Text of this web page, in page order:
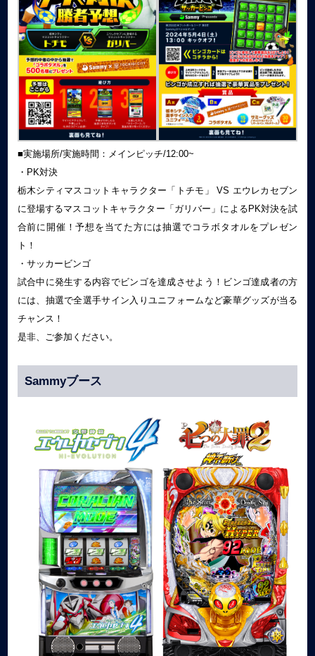
■実施場所/実施時間：メインピッチ/12:00~
・PK対決
栃木シティマスコットキャラクター「トチモ」 VS エウレカセブン
に登場するマスコットキャラクター「ガリバー」によるPK対決を試
合前に開催！予想を当てた方には抽選でコラボタオルをプレゼン
ト！
・サッカービンゴ
試合中に発生する内容でビンゴを達成させよう！ビンゴ達成者の方
には、抽選で全選手サイン入りユニフォームなど豪華グッズが当る
チャンス！
是非、ご参加ください。
Sammyブース